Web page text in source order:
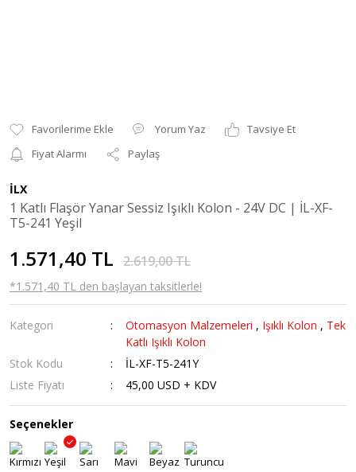
Yorum Yaz
Tavsiye Et
Fiyat Alarmı
Paylaş
İLX
1 Katlı Flaşör Yanar Sessiz Işıklı Kolon - 24V DC | İL-XF-
T5-241 Yeşil
1.571,40 TL 2.619,00 TL
*1.571,40 TL den başlayan taksitlerle!
Kategori Otomasyon Malzemeleri , Işıklı Kolon , Tek
Katlı Işıklı Kolon
Stok Kodu
İL-XF-T5-241Y
Liste Fiyatı
45,00 USD + KDV
Seçenekler